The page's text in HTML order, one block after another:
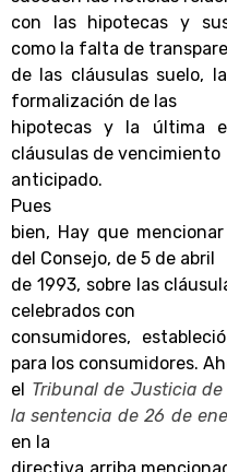
con las hipotecas y
como la falta de
de las cláusulas suelo,
formalización de las
hipotecas y la última
cláusulas de vencimiento
anticipado.
Pues
bien, Hay que
del Consejo, de 5 de abril
de 1993, sobre las
celebrados con
consumidores,
para los consumidores.
el Tribunal de Justicia de
la sentencia de 26 de
en la